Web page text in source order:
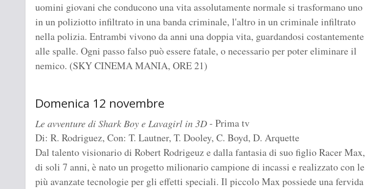
uomini giovani che conducono una vita assolutamente normale si trasformano uno
in un poliziotto infiltrato in una banda criminale, l'altro in un criminale infiltrato
nella polizia. Entrambi vivono da anni una doppia vita, guardandosi costantemente
alle spalle. Ogni passo falso può essere fatale, o necessario per poter eliminare il
nemico. (SKY CINEMA MANIA, ORE 21)
Domenica 12 novembre
Le avventure di Shark Boy e Lavagirl in 3D- Prima tv
Di: R. Rodriguez, Con: T. Lautner, T. Dooley, C. Boyd, D. Arquette
Dal talento visionario di Robert Rodrigeuz e dalla fantasia di suo figlio Racer Max,
di soli 7 anni, è nato un progetto milionario campione di incassi e realizzato con le
più avanzate tecnologie per gli effetti speciali. Il piccolo Max possiede una fervida